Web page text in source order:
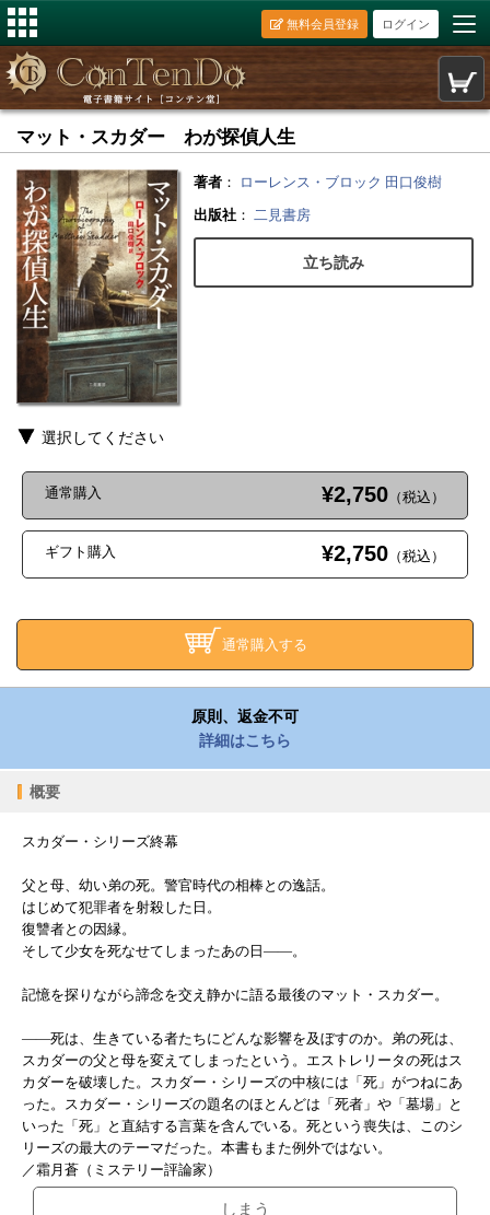
ログイン
無料会員登録
マット・スカダー わが探偵人生
著者 ： ローレンス・ブロック 田口俊樹
出版社 ： 二見書房
立ち読み
選択してください
通常購入 ¥2,750 （税込）
ギフト購入 ¥2,750 （税込）
通常購入する
原則、返金不可
詳細はこちら
概要
スカダー・シリーズ終幕
父と母、幼い弟の死。警官時代の相棒との逸話。
はじめて犯罪者を射殺した日。
復讐者との因縁。
そして少女を死なせてしまったあの日――。
記憶を探りながら諦念を交え静かに語る最後のマット・スカダー。
――死は、生きている者たちにどんな影響を及ぼすのか。弟の死は、
スカダーの父と母を変えてしまったという。エストレリータの死はス
カダーを破壊した。スカダー・シリーズの中核には「死」がつねにあ
った。スカダー・シリーズの題名のほとんどは「死者」や「墓場」と
いった「死」と直結する言葉を含んでいる。死という喪失は、このシ
リーズの最大のテーマだった。本書もまた例外ではない。
／霜月蒼（ミステリー評論家）
しまう